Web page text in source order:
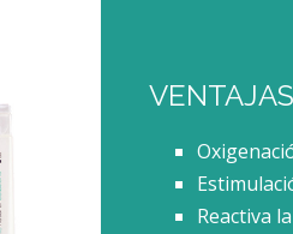
VENTAJAS
Reactiva